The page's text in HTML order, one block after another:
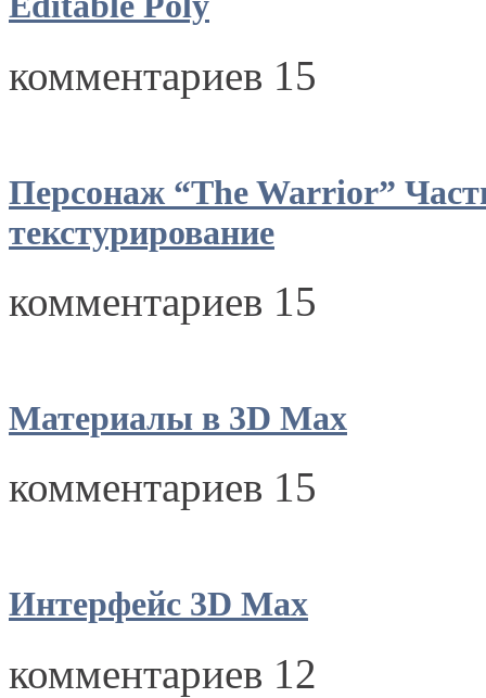
комментариев 15
Персонаж “The Warrior”
текстурирование
комментариев 15
Материалы в 3D Max
комментариев 15
Интерфейс 3D Max
комментариев 12